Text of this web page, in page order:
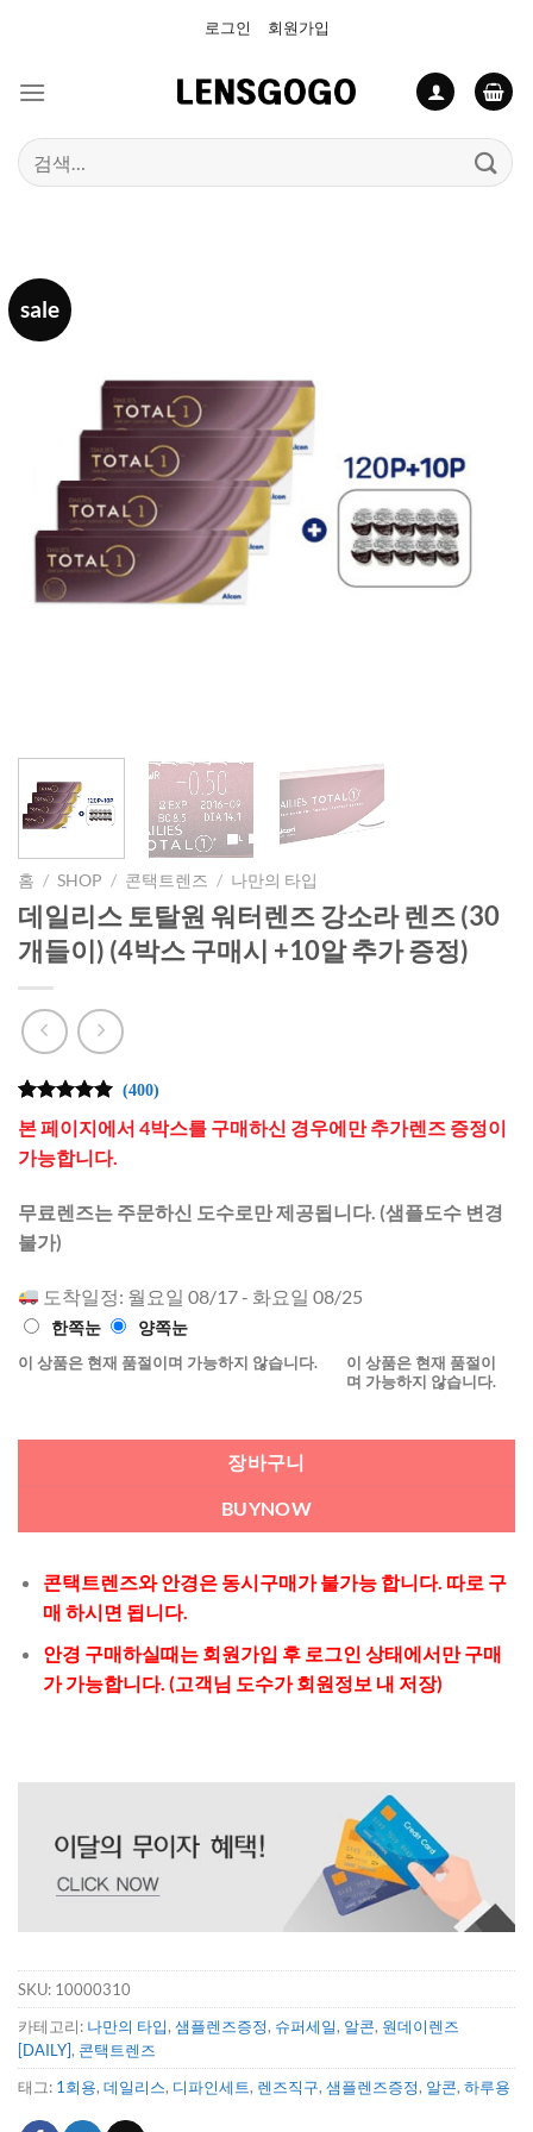
로그인 회원가입
검
색:
sale
홈 / SHOP / 콘택트렌즈 / 나만의 타입
데일리스 토탈원 워터렌즈 강소라 렌즈 (30
개들이) (4박스 구매시 +10알 추가 증정)
4.99개의
고객 평가
를 기준으
로 5점 만
400
로 평가됨
(400)
본 페이지에서 4박스를 구매하신 경우에만 추가렌즈 증정이
가능합니다.
무료렌즈는 주문하신 도수로만 제공됩니다. (샘플도수 변경
불가)
도착일정: 월요일 08/17 - 화요일 08/25
한쪽눈 양쪽눈
이 상품은 현재 품절이며 가능하지 않습니다.
이 상품은 현재 품절이
며 가능하지 않습니다.
장바구니
BUYNOW
콘택트렌즈와 안경은 동시구매가 불가능 합니다. 따로 구
매 하시면 됩니다.
안경 구매하실때는 회원가입 후 로그인 상태에서만 구매
가 가능합니다. (고객님 도수가 회원정보 내 저장)
SKU: 10000310
카테고리: 나만의 타입, 샘플렌즈증정, 슈퍼세일, 알콘, 원데이렌즈
[DAILY], 콘택트렌즈
태그: 1회용, 데일리스, 디파인세트, 렌즈직구, 샘플렌즈증정, 알콘, 하루용